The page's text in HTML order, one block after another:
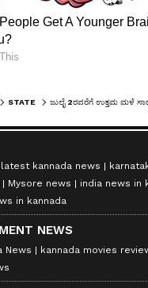
STATE
latest kannada news
Mysore news
india news in
in kannada
NEWS
News kannada movies